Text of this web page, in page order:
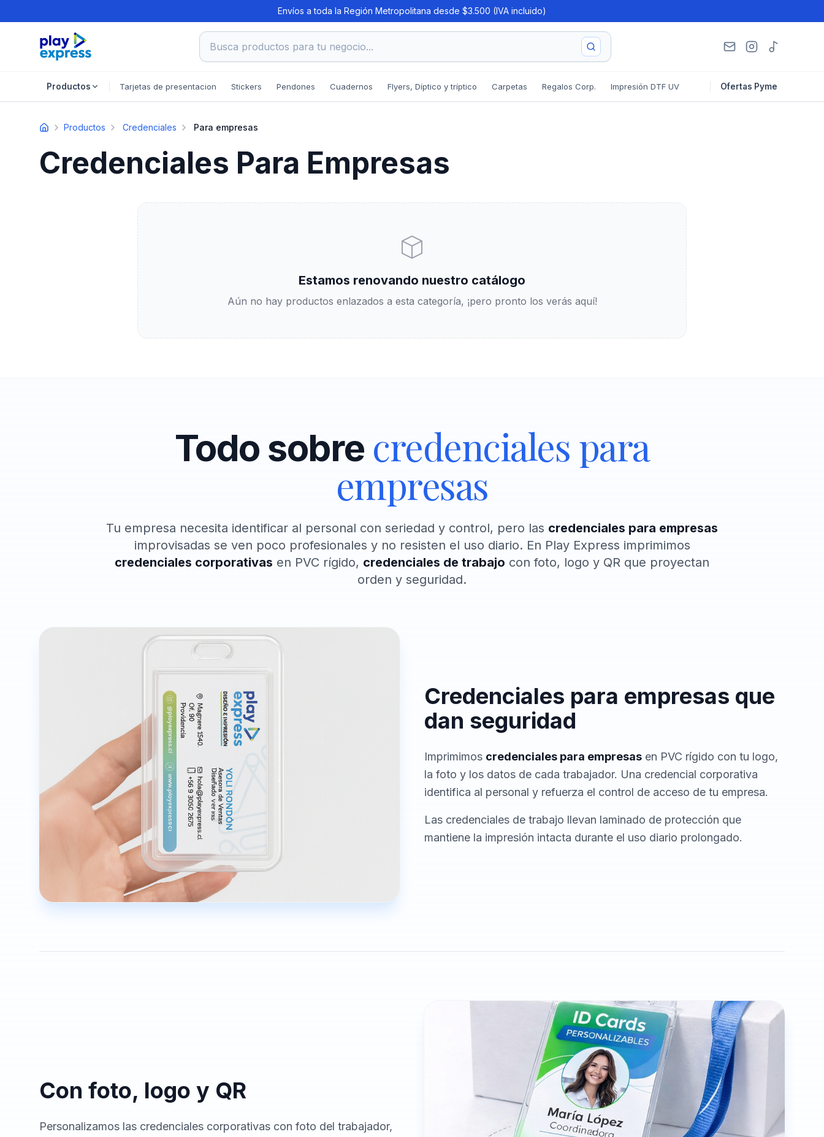
Envíos a toda la Región Metropolitana desde $3.500 (IVA incluido)
Busca productos para tu negocio...
Productos Tarjetas de presentacion Stickers Pendones Cuadernos Flyers, Díptico y tríptico Carpetas Regalos Corp. Impresión DTF UV Ofertas Pyme
Productos Credenciales Para empresas
Credenciales Para Empresas
Estamos renovando nuestro catálogo
Aún no hay productos enlazados a esta categoría, ¡pero pronto los verás aquí!
Todo sobre credenciales para
empresas
Tu empresa necesita identificar al personal con seriedad y control, pero las credenciales para empresas
improvisadas se ven poco profesionales y no resisten el uso diario. En Play Express imprimimos
credenciales corporativas en PVC rígido, credenciales de trabajo con foto, logo y QR que proyectan
orden y seguridad.
Credenciales para empresas que
dan seguridad
Imprimimos credenciales para empresas en PVC rígido con tu logo,
la foto y los datos de cada trabajador. Una credencial corporativa
identifica al personal y refuerza el control de acceso de tu empresa.
Las credenciales de trabajo llevan laminado de protección que
mantiene la impresión intacta durante el uso diario prolongado.
Con foto, logo y QR
Personalizamos las credenciales corporativas con foto del trabajador,